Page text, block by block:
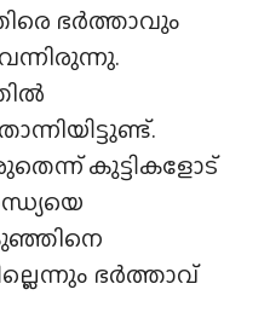
ഭർത്താവും
കുട്ടികളോട്
കുഞ്ഞിനെ
ഭർത്താവ്